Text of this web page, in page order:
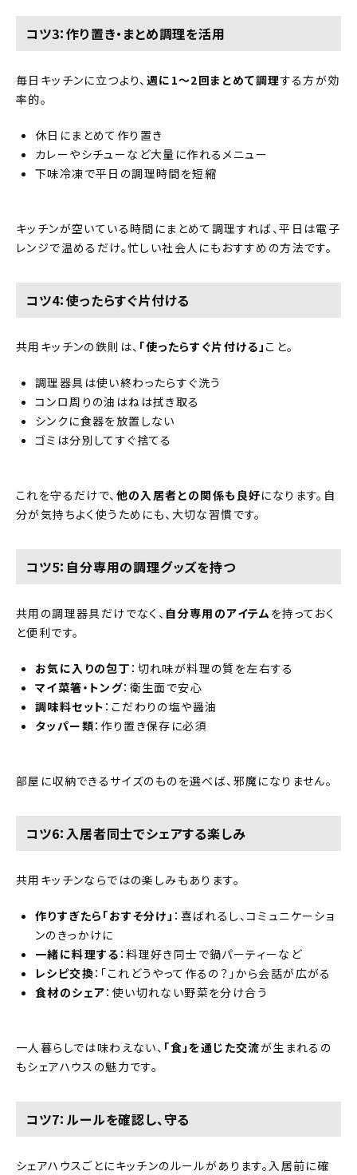
コツ3：作り置き・まとめ調理を活用
毎日キッチンに立つより、 週に1〜2回まとめて調理する方が効
率的。
休日にまとめて作り置き
カレーやシチューなど大量に作れるメニュー
下味冷凍で平日の調理時間を短縮
キッチンが空いている時間にまとめて調理すれば、平日は電子
レンジで温めるだけ。忙しい社会人にもおすすめの方法です。
コツ4：使ったらすぐ片付ける
共用キッチンの鉄則は、 「使ったらすぐ片付ける」 こと。
調理器具は使い終わったらすぐ洗う
コンロ周りの油はねは拭き取る
シンクに食器を放置しない
ゴミは分別してすぐ捨てる
これを守るだけで、 他の入居者との関係も良好になります。自
分が気持ちよく使うためにも、大切な習慣です。
コツ5：自分専用の調理グッズを持つ
共用の調理器具だけでなく、 自分専用のアイテムを持っておく
と便利です。
お気に入りの包丁 ：切れ味が料理の質を左右する
マイ菜箸・トング：衛生面で安心
調味料セット ：こだわりの塩や醤油
タッパー類：作り置き保存に必須
部屋に収納できるサイズのものを選べば、邪魔になりません。
コツ6：入居者同士でシェアする楽しみ
共用キッチンならではの楽しみもあります。
作りすぎたら「おすそ分け」 ：喜ばれるし、コミュニケーショ
ンのきっかけに
一緒に料理する ：料理好き同士で鍋パーティーなど
レシピ交換：「これどうやって作るの？」から会話が広がる
食材のシェア：使い切れない野菜を分け合う
一人暮らしでは味わえない、 「食」を通じた交流が生まれるの
もシェアハウスの魅力です。
コツ7：ルールを確認し、守る
シェアハウスごとにキッチンのルールがあります。入居前に確